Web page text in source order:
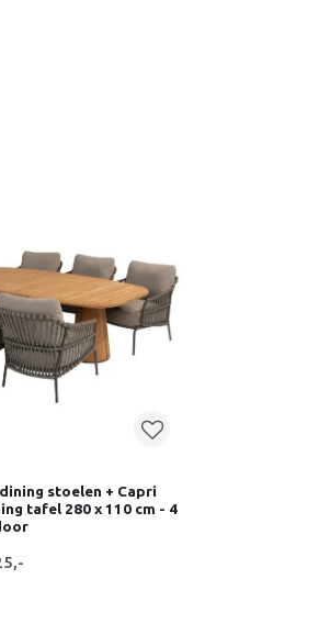
stoelen + Capri
tafel 280 x 110 cm - 4